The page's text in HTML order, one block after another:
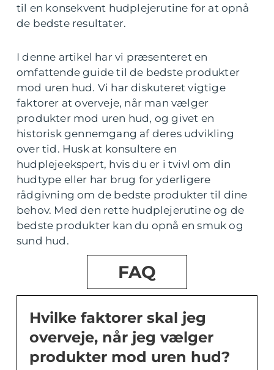
til en konsekvent hudplejerutine for at opnå
de bedste resultater.
I denne artikel har vi præsenteret en
omfattende guide til de bedste produkter
mod uren hud. Vi har diskuteret vigtige
faktorer at overveje, når man vælger
produkter mod uren hud, og givet en
historisk gennemgang af deres udvikling
over tid. Husk at konsultere en
hudplejeekspert, hvis du er i tvivl om din
hudtype eller har brug for yderligere
rådgivning om de bedste produkter til dine
behov. Med den rette hudplejerutine og de
bedste produkter kan du opnå en smuk og
sund hud.
FAQ
Hvilke faktorer skal jeg
overveje, når jeg vælger
produkter mod uren hud?